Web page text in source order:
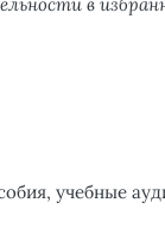
учебные